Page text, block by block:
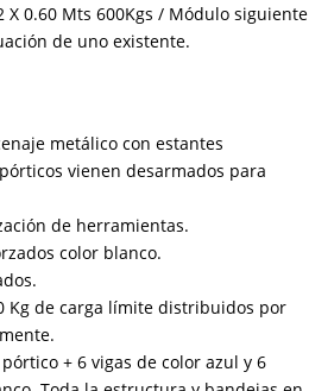
X 0.60 Mts 600Kgs / Módulo siguiente
de uno existente.
metálico con estantes
vienen desarmados para
de herramientas.
color blanco.
Kg de carga límite distribuidos por
+ 6 vigas de color azul y 6